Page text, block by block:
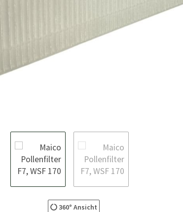
360° Ansicht